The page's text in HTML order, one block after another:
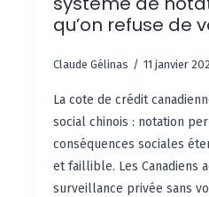
qu’on refuse de
Claude Gélinas 11 janvier
La cote de crédit
social chinois : notation
conséquences sociales
et faillible. Les Canadiens
surveillance privée sans